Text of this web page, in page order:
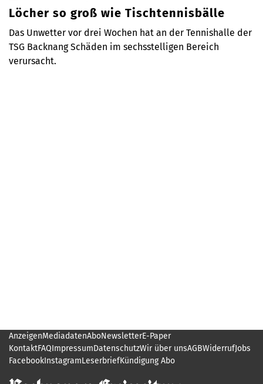
Löcher so groß wie Tischtennisbälle
Das Unwetter vor drei Wochen hat an der Tennishalle der
TSG Backnang Schäden im sechsstelligen Bereich
verursacht.
AnzeigenMediadatenAboNewsletterE-Paper
KontaktFAQImpressumDatenschutzWir über unsAGBWiderrufJobs
FacebookInstagramLeserbriefKündigung Abo